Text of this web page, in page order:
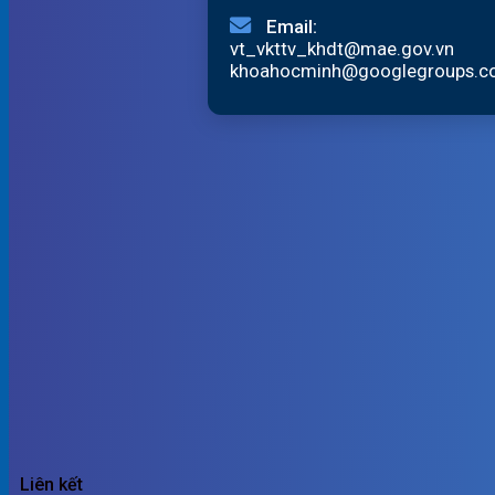
Email:
vt_vkttv_khdt@mae.gov.vn
Liên kết